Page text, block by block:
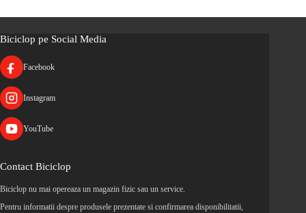
Biciclop pe Social Media
Facebook
Instagram
YouTube
Contact Biciclop
Biciclop nu mai opereaza un magazin fizic sau un service.
Pentru informatii despre produsele prezentate si confirmarea disponibilitatii,